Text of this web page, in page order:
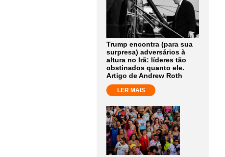
Trump encontra (para sua
surpresa) adversários à
altura no Irã: líderes tão
obstinados quanto ele.
Artigo de Andrew Roth
LER MAIS